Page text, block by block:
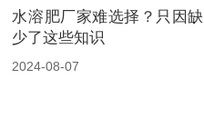
水溶肥厂家难选择？只因缺
少了这些知识
2024-08-07